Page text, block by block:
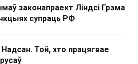
законапраект Ліндсі Грэма
супраць РФ
Той, хто працягвае